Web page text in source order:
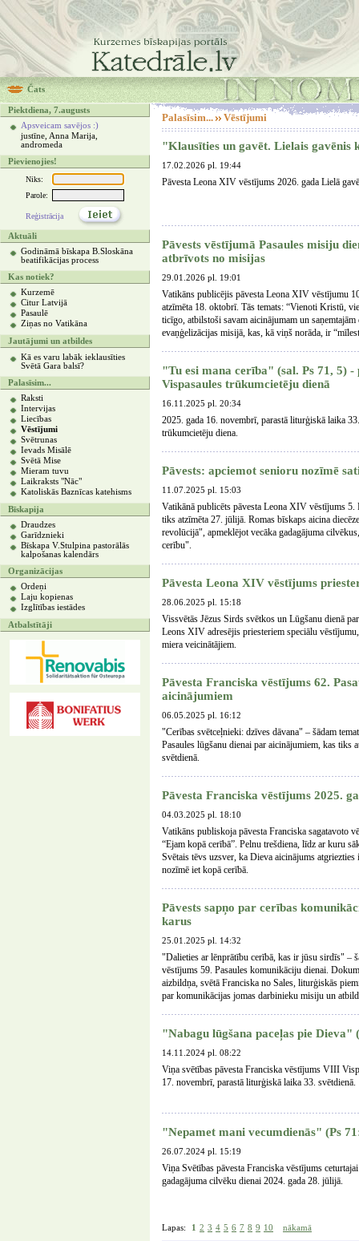
Čats
Piektdiena, 7.augusts
Apsveicam savējos :)
justīne, Anna Marija,
andromeda
Pievienojies!
Niks:
Parole:
Reģistrācija
Aktuāli
Godināmā bīskapa B.Sloskāna
beatifikācijas process
Kas notiek?
Kurzemē
Citur Latvijā
Pasaulē
Ziņas no Vatikāna
Jautājumi un atbildes
Kā es varu labāk ieklausīties
Svētā Gara balsī?
Palasīsim...
Raksti
Intervijas
Liecības
Vēstījumi
Svētrunas
Ievads Misālē
Svētā Mise
Mieram tuvu
Laikraksts "Nāc"
Katoliskās Baznīcas katehisms
Bīskapija
Draudzes
Garīdznieki
Bīskapa V.Stulpina pastorālās
kalpošanas kalendārs
Organizācijas
Ordeņi
Laju kopienas
Izglītības iestādes
Atbalstītāji
Palasīsim... Vēstījumi
"Klausīties un gavēt. Lielais gavēnis
17.02.2026 pl. 19:44
Pāvesta Leona XIV vēstījums 2026. gada Lielā
Pāvests vēstījumā Pasaules misiju
atbrīvots no misijas
29.01.2026 pl. 19:01
Vatikāns publicējis pāvesta Leona XIV vēstījumu
atzīmēta 18. oktobrī. Tās temats: “Vienoti Kristū,
ticīgo, atbilstoši savam aicinājumam un
evaņģelizācijas misijā, kas, kā viņš norāda, ir
"Tu esi mana cerība" (sal. Ps 71, 5)
Vispasaules trūkumcietēju dienā
16.11.2025 pl. 20:34
2025. gada 16. novembrī, parastā liturģiskā laika
trūkumcietēju diena.
Pāvests: apciemot senioru nozīmē
11.07.2025 pl. 15:03
Vatikānā publicēts pāvesta Leona XIV vēstījums 5.
tiks atzīmēta 27. jūlijā. Romas bīskaps aicina
revolūcijā", apmeklējot vecāka gadagājuma
cerību".
Pāvesta Leona XIV vēstījums
28.06.2025 pl. 15:18
Vissvētās Jēzus Sirds svētkos un Lūgšanu dienā
Leons XIV adresējis priesteriem speciālu
miera veicinātājiem.
Pāvesta Franciska vēstījums 62.
aicinājumiem
06.05.2025 pl. 16:12
"Cerības svētceļnieki: dzīves dāvana" – šādam
Pasaules lūgšanu dienai par aicinājumiem, kas tiks
svētdienā.
Pāvesta Franciska vēstījums 2025.
04.03.2025 pl. 18:10
Vatikāns publiskoja pāvesta Franciska sagatavoto
“Ejam kopā cerībā”. Pelnu trešdiena, līdz ar kuru
Svētais tēvs uzsver, ka Dieva aicinājums
nozīmē iet kopā cerībā.
Pāvests sapņo par cerības
karus
25.01.2025 pl. 14:32
"Dalieties ar lēnprātību cerībā, kas ir jūsu sirdīs" –
vēstījums 59. Pasaules komunikāciju dienai.
aizbildņa, svētā Franciska no Sales, liturģiskās
par komunikācijas jomas darbinieku misiju un
"Nabagu lūgšana paceļas pie Dieva"
14.11.2024 pl. 08:22
Viņa svētības pāvesta Franciska vēstījums VIII
17. novembrī, parastā liturģiskā laika 33. svētdienā.
"Nepamet mani vecumdienās" (Ps
26.07.2024 pl. 15:19
Viņa Svētības pāvesta Franciska vēstījums
gadagājuma cilvēku dienai 2024. gada 28. jūlijā.
Lapas: 1 2 3 4 5 6 7 8 9 10 nākamā